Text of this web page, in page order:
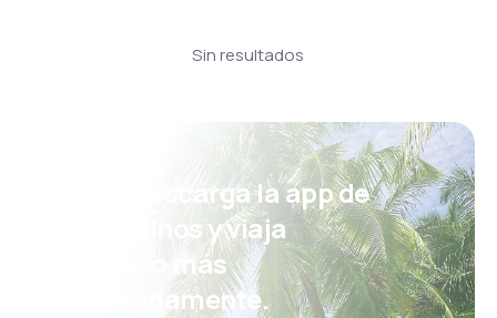
Sin resultados
¡Eh! Descarga la app de
eDestinos y viaja
incluso más
cómodamente.